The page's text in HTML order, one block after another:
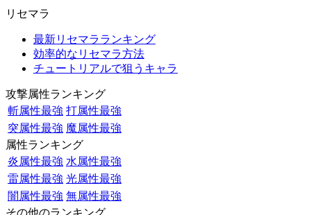
リセマラ
最新リセマラランキング
効率的なリセマラ方法
チュートリアルで狙うキャラ
攻撃属性ランキング
斬属性最強 打属性最強
突属性最強 魔属性最強
属性ランキング
炎属性最強 水属性最強
雷属性最強 光属性最強
闇属性最強 無属性最強
その他のランキング